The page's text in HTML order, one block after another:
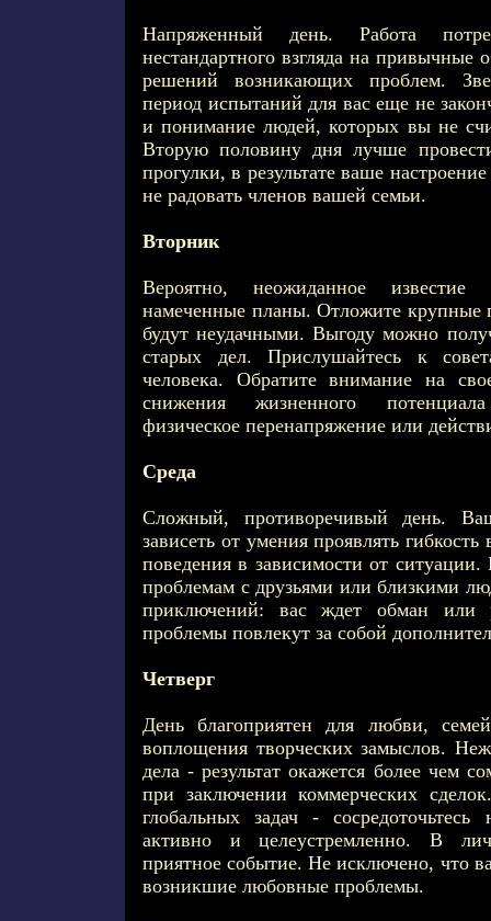
Напряженный день. Работа
нестандартного взгляда на привычные
решений возникающих проблем.
период испытаний для вас еще не
и понимание людей, которых вы не
Вторую половину дня лучше
прогулки, в результате ваше
не радовать членов вашей семьи.
Вторник
Вероятно, неожиданное известие
намеченные планы. Отложите крупные
будут неудачными. Выгоду можно
старых дел. Прислушайтесь к
человека. Обратите внимание на
снижения жизненного
физическое перенапряжение или
Среда
Сложный, противоречивый день.
зависеть от умения проявлять
поведения в зависимости от ситуации.
проблемам с друзьями или близкими
приключений: вас ждет обман или
проблемы повлекут за собой
Четверг
День благоприятен для любви,
воплощения творческих замыслов.
дела - результат окажется более чем
при заключении коммерческих
глобальных задач -
активно и целеустремленно. В
приятное событие. Не исключено, что
возникшие любовные проблемы.